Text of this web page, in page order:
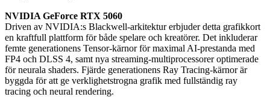
NVIDIA GeForce RTX 5060
Driven av NVIDIA:s Blackwell-arkitektur erbjuder detta grafikkort
en kraftfull plattform för både spelare och kreatörer. Det inkluderar
femte generationens Tensor-kärnor för maximal AI-prestanda med
FP4 och DLSS 4, samt nya streaming-multiprocessorer optimerade
för neurala shaders. Fjärde generationens Ray Tracing-kärnor är
byggda för att ge verklighetstrogna grafik med fullständig ray
tracing och neural rendering.